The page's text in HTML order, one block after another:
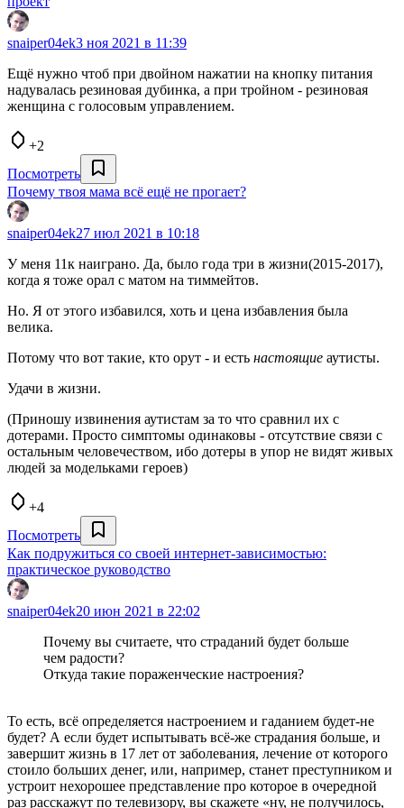
snaiper04ek3 ноя 2021 в 11:39
Ещё нужно чтоб при двойном нажатии на кнопку питания
надувалась резиновая дубинка, а при тройном - резиновая
женщина с голосовым управлением.
+2
Посмотреть
Почему твоя мама всё ещё не прогает?
snaiper04ek27 июл 2021 в 10:18
У меня 11к наиграно. Да, было года три в жизни(2015-2017),
когда я тоже орал с матом на тиммейтов.
Но. Я от этого избавился, хоть и цена избавления была
велика.
Потому что вот такие, кто орут - и есть настоящие аутисты.
Удачи в жизни.
(Приношу извинения аутистам за то что сравнил их с
дотерами. Просто симптомы одинаковы - отсутствие связи с
остальным человечеством, ибо дотеры в упор не видят живых
людей за модельками героев)
+4
Посмотреть
Как подружиться со своей интернет-зависимостью:
практическое руководство
snaiper04ek20 июн 2021 в 22:02
Почему вы считаете, что страданий будет больше
чем радости?
Откуда такие пораженческие настроения?
То есть, всё определяется настроением и гаданием будет-не
будет? А если будет испытывать всё-же страдания больше, и
завершит жизнь в 17 лет от заболевания, лечение от которого
стоило больших денег, или, например, станет преступником и
устроит нехорошее представление про которое в очередной
раз расскажут по телевизору, вы скажете «ну, не получилось,